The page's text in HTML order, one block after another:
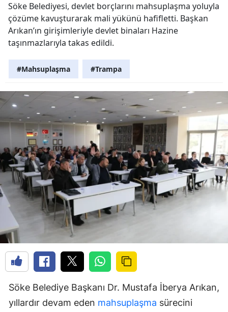
Söke Belediyesi, devlet borçlarını mahsuplaşma yoluyla
çözüme kavuşturarak mali yükünü hafifletti. Başkan
Arıkan’ın girişimleriyle devlet binaları Hazine
taşınmazlarıyla takas edildi.
#Mahsuplaşma #Trampa
Söke Belediye Başkanı Dr. Mustafa İberya Arıkan,
yıllardır devam eden mahsuplaşma sürecini